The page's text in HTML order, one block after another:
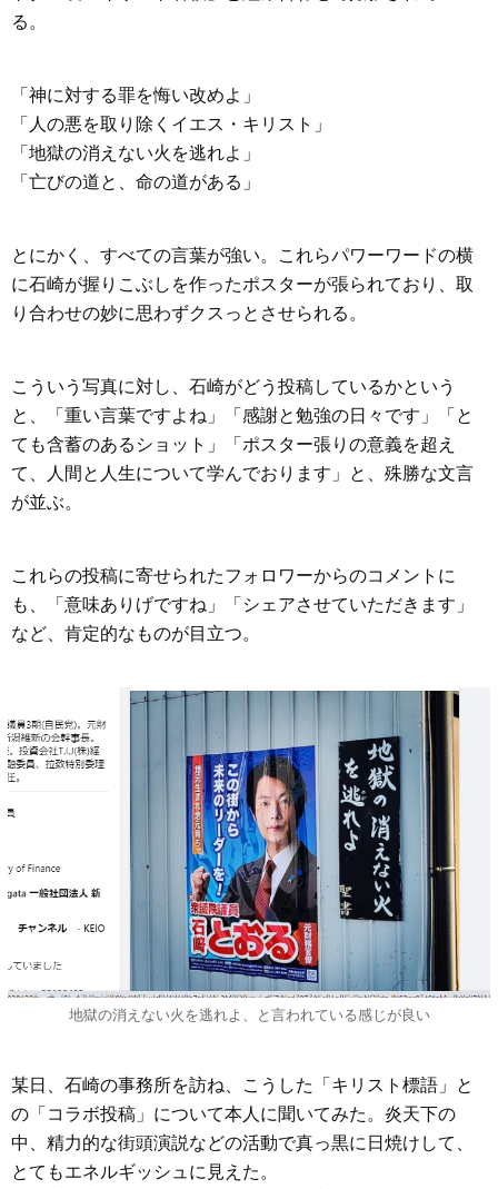
る。
「神に対する罪を悔い改めよ」
「人の悪を取り除くイエス・キリスト」
「地獄の消えない火を逃れよ」
「亡びの道と、命の道がある」
とにかく、すべての言葉が強い。これらパワーワードの横
に石崎が握りこぶしを作ったポスターが張られており、取
り合わせの妙に思わずクスっとさせられる。
こういう写真に対し、石崎がどう投稿しているかという
と、「重い言葉ですよね」「感謝と勉強の日々です」「と
ても含蓄のあるショット」「ポスター張りの意義を超え
て、人間と人生について学んでおります」と、殊勝な文言
が並ぶ。
これらの投稿に寄せられたフォロワーからのコメントに
も、「意味ありげですね」「シェアさせていただきます」
など、肯定的なものが目立つ。
地獄の消えない火を逃れよ、と言われている感じが良い
某日、石崎の事務所を訪ね、こうした「キリスト標語」と
の「コラボ投稿」について本人に聞いてみた。炎天下の
中、精力的な街頭演説などの活動で真っ黒に日焼けして、
とてもエネルギッシュに見えた。